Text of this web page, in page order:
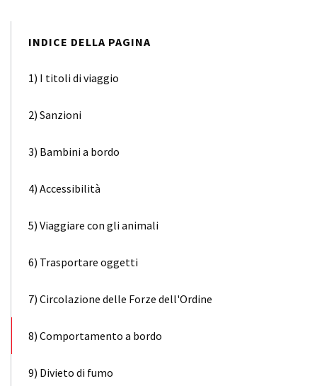
INDICE DELLA PAGINA
1) I titoli di viaggio
2) Sanzioni
3) Bambini a bordo
4) Accessibilità
5) Viaggiare con gli animali
6) Trasportare oggetti
7) Circolazione delle Forze dell'Ordine
8) Comportamento a bordo
9) Divieto di fumo